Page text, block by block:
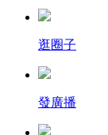
逛圈子
發廣播